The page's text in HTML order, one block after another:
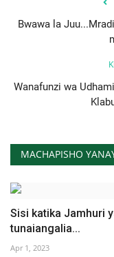
Bwawa la
Wanafunzi wa
MACHAPISHO
Sisi katika Jamhuri
tunaiangalia...
Apr 1, 2023